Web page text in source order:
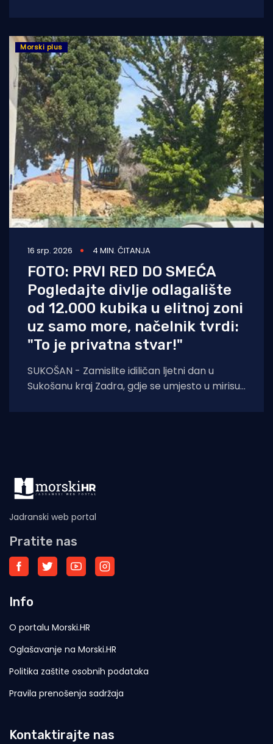
Morski plus
16 srp. 2026 4 MIN. ČITANJA
FOTO: PRVI RED DO SMEĆA
Pogledajte divlje odlagalište
od 12.000 kubika u elitnoj zoni
uz samo more, načelnik tvrdi:
"To je privatna stvar!"
SUKOŠAN - Zamislite idiličan ljetni dan u
Sukošanu kraj Zadra, gdje se umjesto u mirisu
Jadranski web portal
Pratite nas
Info
O portalu Morski.HR
Oglašavanje na Morski.HR
Politika zaštite osobnih podataka
Pravila prenošenja sadržaja
Kontaktirajte nas